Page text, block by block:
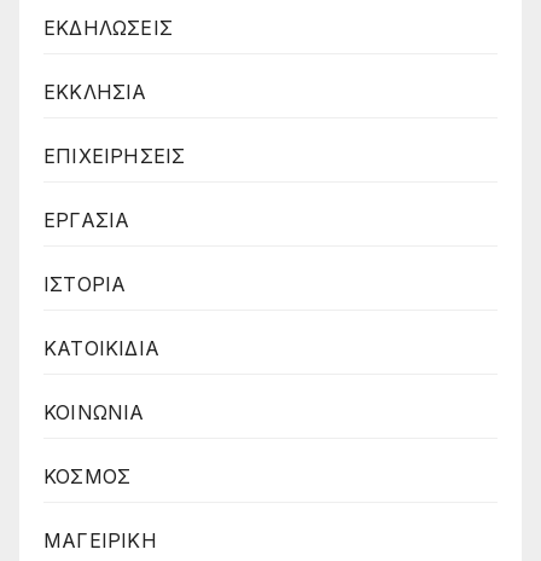
ΕΚΔΗΛΩΣΕΙΣ
ΕΚΚΛΗΣΙΑ
ΕΠΙΧΕΙΡΗΣΕΙΣ
ΕΡΓΑΣΙΑ
ΙΣΤΟΡΙΑ
ΚΑΤΟΙΚΙΔΙΑ
ΚΟΙΝΩΝΙΑ
ΚΟΣΜΟΣ
ΜΑΓΕΙΡΙΚΗ